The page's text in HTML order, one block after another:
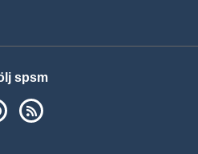
spsm
SPSM på Facebook